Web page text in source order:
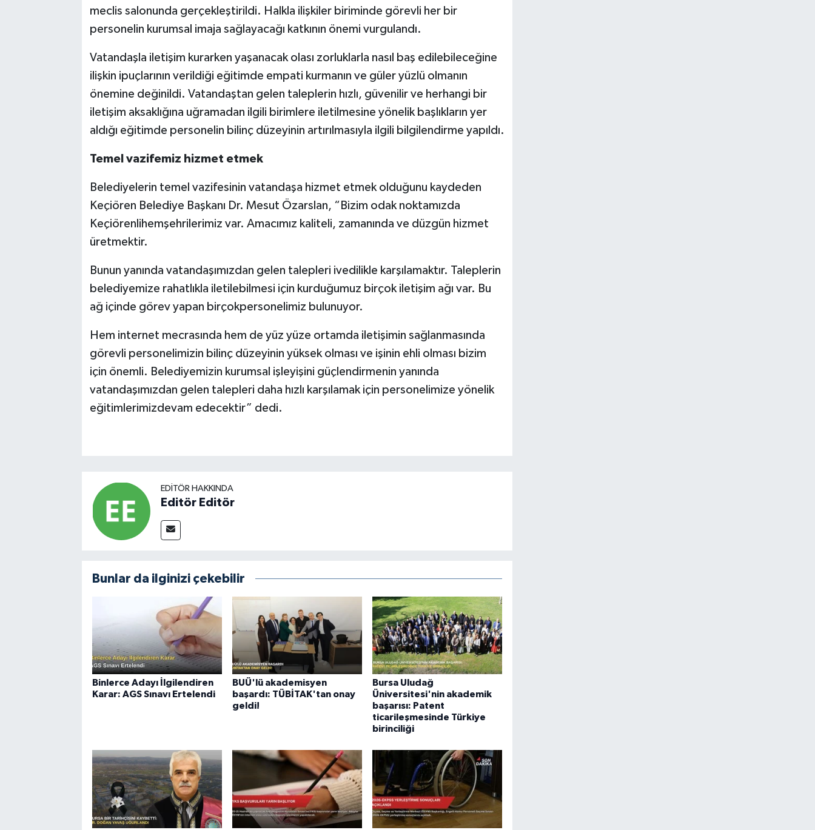
meclis salonunda gerçekleştirildi. Halkla ilişkiler biriminde görevli her bir
personelin kurumsal imaja sağlayacağı katkının önemi vurgulandı.
Vatandaşla iletişim kurarken yaşanacak olası zorluklarla nasıl baş edilebileceğine
ilişkin ipuçlarının verildiği eğitimde empati kurmanın ve güler yüzlü olmanın
önemine değinildi. Vatandaştan gelen taleplerin hızlı, güvenilir ve herhangi bir
iletişim aksaklığına uğramadan ilgili birimlere iletilmesine yönelik başlıkların yer
aldığı eğitimde personelin bilinç düzeyinin artırılmasıyla ilgili bilgilendirme yapıldı.
Temel vazifemiz hizmet etmek
Belediyelerin temel vazifesinin vatandaşa hizmet etmek olduğunu kaydeden
Keçiören Belediye Başkanı Dr. Mesut Özarslan, “Bizim odak noktamızda
Keçiörenlihemşehrilerimiz var. Amacımız kaliteli, zamanında ve düzgün hizmet
üretmektir.
Bunun yanında vatandaşımızdan gelen talepleri ivedilikle karşılamaktır. Taleplerin
belediyemize rahatlıkla iletilebilmesi için kurduğumuz birçok iletişim ağı var. Bu
ağ içinde görev yapan birçokpersonelimiz bulunuyor.
Hem internet mecrasında hem de yüz yüze ortamda iletişimin sağlanmasında
görevli personelimizin bilinç düzeyinin yüksek olması ve işinin ehli olması bizim
için önemli. Belediyemizin kurumsal işleyişini güçlendirmenin yanında
vatandaşımızdan gelen talepleri daha hızlı karşılamak için personelimize yönelik
eğitimlerimizdevam edecektir” dedi.
EDITÖR HAKKINDA
Editör Editör
Bunlar da ilginizi çekebilir
Binlerce Adayı İlgilendiren
Karar: AGS Sınavı Ertelendi
BUÜ'lü akademisyen
başardı: TÜBİTAK'tan onay
geldi!
Bursa Uludağ
Üniversitesi'nin akademik
başarısı: Patent
ticarileşmesinde Türkiye
birinciliği